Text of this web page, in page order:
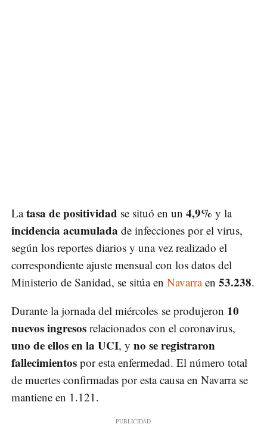
Latasa de positividad se situó en un 4,9% y la
incidencia acumulada de infecciones por el virus,
según los reportes diarios y una vez realizado el
correspondiente ajuste mensual con los datos del
Ministerio de Sanidad, se sitúa en Navarraen 53.238.
Durante la jornada del miércoles se produjeron 10
nuevos ingresos relacionados con el coronavirus,
uno de ellos en la UCI, y no se registraron
fallecimientos por esta enfermedad. El número total
de muertes confirmadas por esta causa en Navarra se
mantiene en 1.121.